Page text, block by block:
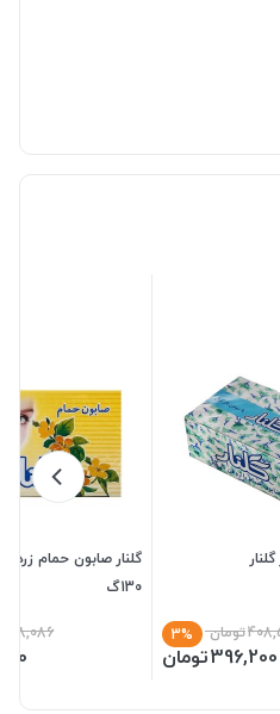
تومان 3%
396,200تومان
گلنار صابون حمام زرد
130گ
68,086